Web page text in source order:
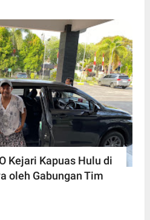
Kejari Kapuas Hulu di
oleh Gabungan Tim